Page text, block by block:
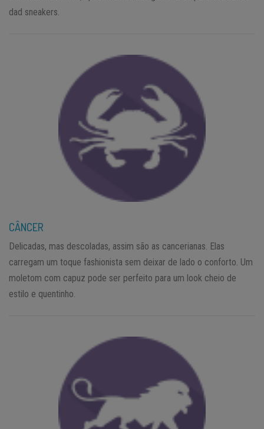
dad sneakers.
CÂNCER
Delicadas, mas descoladas, assim são as cancerianas. Elas
carregam um toque fashionista sem deixar de lado o conforto. Um
moletom com capuz pode ser perfeito para um look cheio de
estilo e quentinho.